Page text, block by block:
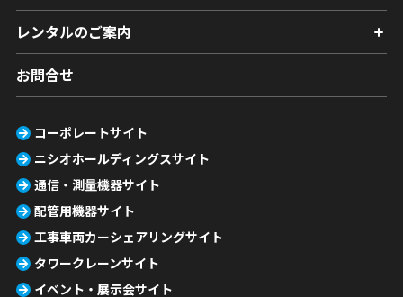
レンタルのご案内
お問合せ
コーポレートサイト
ニシオホールディングスサイト
通信・測量機器サイト
配管用機器サイト
工事車両カーシェアリングサイト
タワークレーンサイト
イベント・展示会サイト